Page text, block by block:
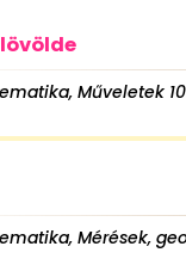
Műveletek
Mérések,